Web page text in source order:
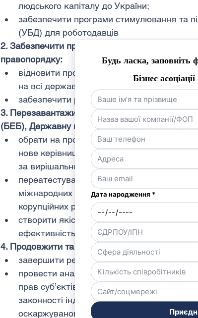
людського капіталу до України;
забезпечити програми стимулювання та
(УБД) для роботодавців
2. Забезпечити прозорість та ефективність
правопорядку:
відновити прозорі конкурси та
на всі державні посади;
забезпечити ризикоорієнтований підхід
3. Перезавантажити Державну податкову
(БЕБ), Державну митну службу (ДМС),
обрати на прозорих конкурсах із
нове керівництво БЕБ, ДМС, ДПС,
за вирішального голосу міжнародних
переатестувати всіх працівників цих
міжнародних експертів, встановити
корупційних ризиків;
створити якісні показників
ефективність роботи БЕБ, ДПС, ДМС,
4. Продовжити та завершити судову реформу,
завершити реформу системи
провести аналіз та виправлення
прав суб’єктів господарювання у
законності індивідуальних актів
оскаржуваного індивідуального акта до